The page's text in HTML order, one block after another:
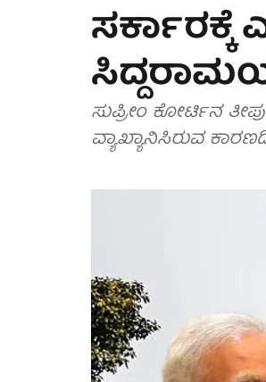
ಸುಪ್ರೀಂ ಕೋರ್ಟಿನ
ವ್ಯಾಖ್ಯಾನಿಸಿರುವ